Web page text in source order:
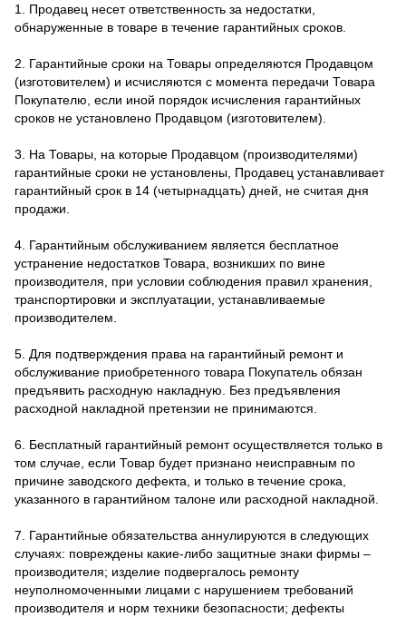
1. Продавец несет ответственность за недостатки,
обнаруженные в товаре в течение гарантийных сроков.
2. Гарантийные сроки на Товары определяются Продавцом
(изготовителем) и исчисляются с момента передачи Товара
Покупателю, если иной порядок исчисления гарантийных
сроков не установлено Продавцом (изготовителем).
3. На Товары, на которые Продавцом (производителями)
гарантийные сроки не установлены, Продавец устанавливает
гарантийный срок в 14 (четырнадцать) дней, не считая дня
продажи.
4. Гарантийным обслуживанием является бесплатное
устранение недостатков Товара, возникших по вине
производителя, при условии соблюдения правил хранения,
транспортировки и эксплуатации, устанавливаемые
производителем.
5. Для подтверждения права на гарантийный ремонт и
обслуживание приобретенного товара Покупатель обязан
предъявить расходную накладную. Без предъявления
расходной накладной претензии не принимаются.
6. Бесплатный гарантийный ремонт осуществляется только в
том случае, если Товар будет признано неисправным по
причине заводского дефекта, и только в течение срока,
указанного в гарантийном талоне или расходной накладной.
7. Гарантийные обязательства аннулируются в следующих
случаях: повреждены какие-либо защитные знаки фирмы –
производителя; изделие подвергалось ремонту
неуполномоченными лицами с нарушением требований
производителя и норм техники безопасности; дефекты